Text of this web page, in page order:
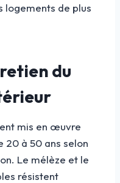
logements de plus
du
mis en œuvre
20 à 50 ans selon
Le mélèze et le
résistent